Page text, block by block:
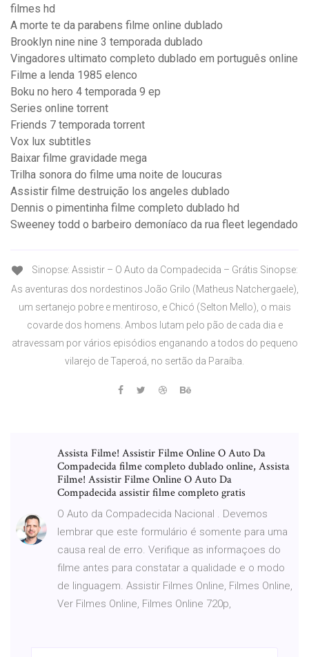
filmes hd
A morte te da parabens filme online dublado
Brooklyn nine nine 3 temporada dublado
Vingadores ultimato completo dublado em português online
Filme a lenda 1985 elenco
Boku no hero 4 temporada 9 ep
Series online torrent
Friends 7 temporada torrent
Vox lux subtitles
Baixar filme gravidade mega
Trilha sonora do filme uma noite de loucuras
Assistir filme destruição los angeles dublado
Dennis o pimentinha filme completo dublado hd
Sweeney todd o barbeiro demoníaco da rua fleet legendado
Sinopse: Assistir – O Auto da Compadecida – Grátis Sinopse:
As aventuras dos nordestinos João Grilo (Matheus Natchergaele),
um sertanejo pobre e mentiroso, e Chicó (Selton Mello), o mais
covarde dos homens. Ambos lutam pelo pão de cada dia e
atravessam por vários episódios enganando a todos do pequeno
vilarejo de Taperoá, no sertão da Paraíba.
Assista Filme! Assistir Filme Online O Auto Da
Compadecida filme completo dublado online, Assista
Filme! Assistir Filme Online O Auto Da
Compadecida assistir filme completo gratis
O Auto da Compadecida Nacional . Devemos
lembrar que este formulário é somente para uma
causa real de erro. Verifique as informaçoes do
filme antes para constatar a qualidade e o modo
de linguagem. Assistir Filmes Online, Filmes Online,
Ver Filmes Online, Filmes Online 720p,